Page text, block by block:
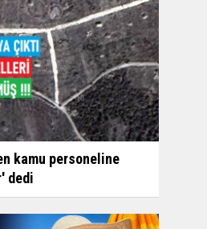
kamu personeline
dedi